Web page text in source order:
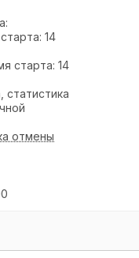
14
старта: 14
статистика
отмены